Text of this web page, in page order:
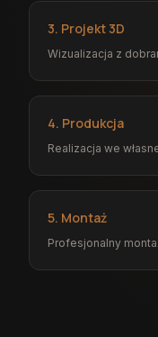
3. Projekt 3D
Wizualizacja z
4. Produkcja
Realizacja we
5. Montaż
Profesjonalny